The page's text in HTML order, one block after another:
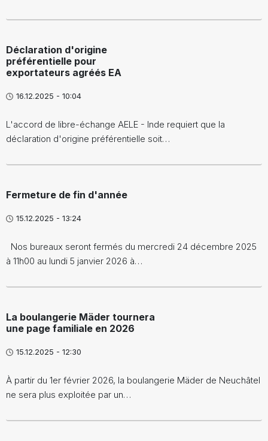
Déclaration d'origine
préférentielle pour
exportateurs agréés EA
16.12.2025 - 10:04
L'accord de libre-échange AELE - Inde requiert que la
déclaration d'origine préférentielle soit…
Fermeture de fin d'année
15.12.2025 - 13:24
Nos bureaux seront fermés du mercredi 24 décembre 2025
à 11h00 au lundi 5 janvier 2026 à…
La boulangerie Mäder tournera
une page familiale en 2026
15.12.2025 - 12:30
À partir du 1er février 2026, la boulangerie Mäder de Neuchâtel
ne sera plus exploitée par un…